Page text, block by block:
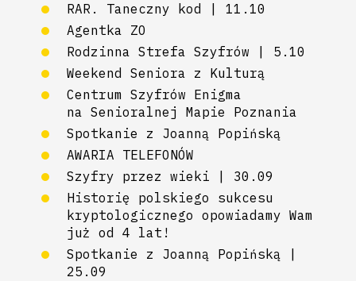
RAR. Taneczny kod | 11.10
Agentka ZO
Rodzinna Strefa Szyfrów | 5.10
Weekend Seniora z Kulturą
Centrum Szyfrów Enigma
na Senioralnej Mapie Poznania
Spotkanie z Joanną Popińską
AWARIA TELEFONÓW
Szyfry przez wieki | 30.09
Historię polskiego sukcesu
kryptologicznego opowiadamy Wam
już od 4 lat!
Spotkanie z Joanną Popińską |
25.09